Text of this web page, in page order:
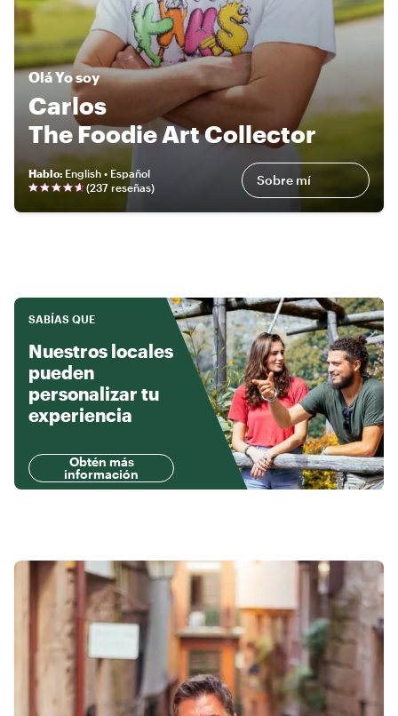
OláYo soy
Carlos
The Foodie Art Collector
Hablo: English • Español
(237 reseñas) Sobre mí
SABÍAS QUE
Nuestros locales
pueden
personalizar tu
experiencia
Obtén más
información